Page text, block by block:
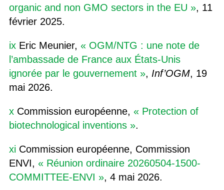
organic and non GMO sectors in the EU », 11
février 2025.
ixEric Meunier, « OGM/NTG : une note de
l’ambassade de France aux États-Unis
ignorée par le gouvernement », Inf’OGM, 19
mai 2026.
xCommission européenne, « Protection of
biotechnological inventions ».
xiCommission européenne, Commission
ENVI, « Réunion ordinaire 20260504-1500-
COMMITTEE-ENVI », 4 mai 2026.